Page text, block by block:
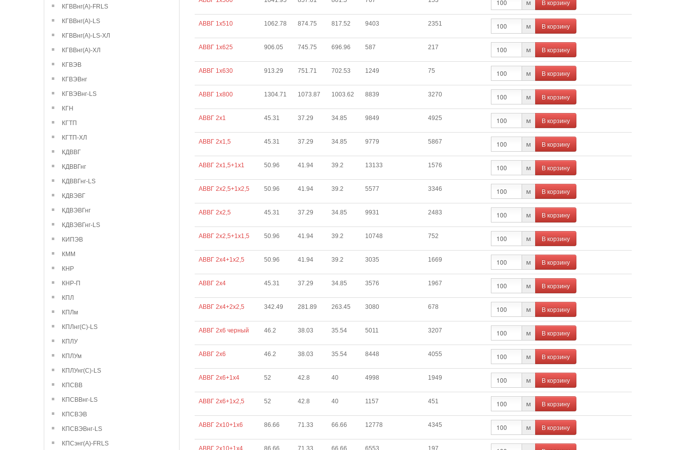
КГВВнг(А)-FRLS
КГВВнг(А)-LS
КГВВнг(А)-LS-ХЛ
КГВВнг(А)-ХЛ
КГВЭВ
КГВЭВнг
КГВЭВнг-LS
КГН
КГТП
КГТП-ХЛ
КДВВГ
КДВВГнг
КДВВГнг-LS
КДВЭВГ
КДВЭВГнг
КДВЭВГнг-LS
КИПЭВ
КММ
КНР
КНР-П
КПЛ
КПЛм
КПЛнг(С)-LS
КПЛУ
КПЛУм
КПЛУнг(С)-LS
КПСВВ
КПСВВнг-LS
КПСВЭВ
КПСВЭВнг-LS
КПСэнг(А)-FRLS
м В корзину
АВВГ 1х510 1062.78 874.75 817.52 9403 2351 м В корзину
АВВГ 1х625 906.05 745.75 696.96 587 217 м В корзину
АВВГ 1х630 913.29 751.71 702.53 1249 75 м В корзину
АВВГ 1х800 1304.71 1073.87 1003.62 8839 3270 м В корзину
АВВГ 2х1 45.31 37.29 34.85 9849 4925 м В корзину
АВВГ 2х1,5 45.31 37.29 34.85 9779 5867 м В корзину
АВВГ 2х1,5+1х1 50.96 41.94 39.2 13133 1576 м В корзину
АВВГ 2х2,5+1х2,5 50.96 41.94 39.2 5577 3346 м В корзину
АВВГ 2х2,5 45.31 37.29 34.85 9931 2483 м В корзину
АВВГ 2х2,5+1х1,5 50.96 41.94 39.2 10748 752 м В корзину
АВВГ 2х4+1х2,5 50.96 41.94 39.2 3035 1669 м В корзину
АВВГ 2х4 45.31 37.29 34.85 3576 1967 м В корзину
АВВГ 2х4+2х2,5 342.49 281.89 263.45 3080 678 м В корзину
АВВГ 2х6 черный 46.2 38.03 35.54 5011 3207 м В корзину
АВВГ 2х6 46.2 38.03 35.54 8448 4055 м В корзину
АВВГ 2х6+1х4 52 42.8 40 4998 1949 м В корзину
АВВГ 2х6+1х2,5 52 42.8 40 1157 451 м В корзину
АВВГ 2х10+1х6 86.66 71.33 66.66 12778 4345 м В корзину
АВВГ 2х10+1х4 86.66 71.33 66.66 6553 197